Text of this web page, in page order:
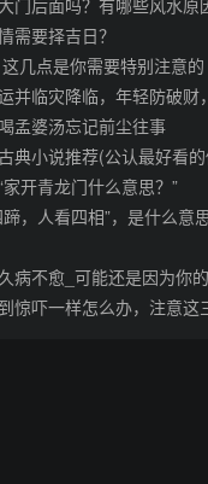
需要择吉日？
几点是你需要特别注意的
并临灾降临，年轻防破财
孟婆汤忘记前尘往事
典小说推荐(公认最好看
开青龙门什么意思？”
，人看四相”，是什么意
病不愈_可能还是因为你
惊吓一样怎么办，注意这